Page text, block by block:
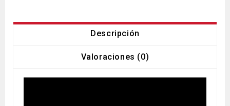
Descripción
Valoraciones (0)